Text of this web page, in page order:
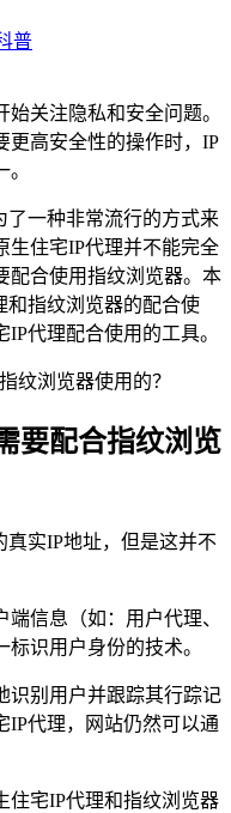
普
关注隐私和安全问题。
更高安全性的操作时，IP
了一种非常流行的方式来
生住宅IP代理并不能完全
配合使用指纹浏览器。本
和指纹浏览器的配合使
代理配合使用的工具。
要配合指纹浏览
真实IP地址，但是这并不
信息（如：用户代理、
识用户身份的技术。
识别用户并跟踪其行踪记
IP代理，网站仍然可以通
住宅IP代理和指纹浏览器